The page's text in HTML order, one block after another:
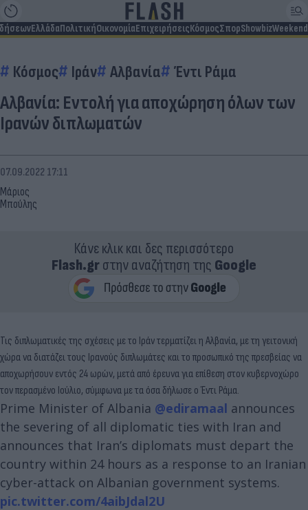
ΕλλάδαΠολιτικήΟικονομίαΕπιχειρήσειςΚόσμοςΣπορShowbizWeekend
Κόσμος Ιράν Αλβανία Έντι Ράμα
Αλβανία: Εντολή για αποχώρηση όλων των
Ιρανών διπλωματών
Μάριος
Μπούλης
07.09.2022 17:11
Κάνε κλικ και δες περισσότερο
Flash.grστην αναζήτηση της Google
Τις διπλωματικές της σχέσεις με το Ιράν τερματίζει η Αλβανία, με τη γειτονική
χώρα να διατάζει τους Ιρανούς διπλωμάτες και το προσωπικό της πρεσβείας να
αποχωρήσουν εντός 24 ωρών, μετά από έρευνα για επίθεση στον κυβερνοχώρο
τον περασμένο Ιούλιο, σύμφωνα με τα όσα δήλωσε ο Έντι Ράμα.
Prime Minister of Albania @ediramaal announces
the severing of all diplomatic ties with Iran and
announces that Iran’s diplomats must depart the
country within 24 hours as a response to an Iranian
cyber-attack on Albanian government systems.
pic.twitter.com/4aibJdal2U